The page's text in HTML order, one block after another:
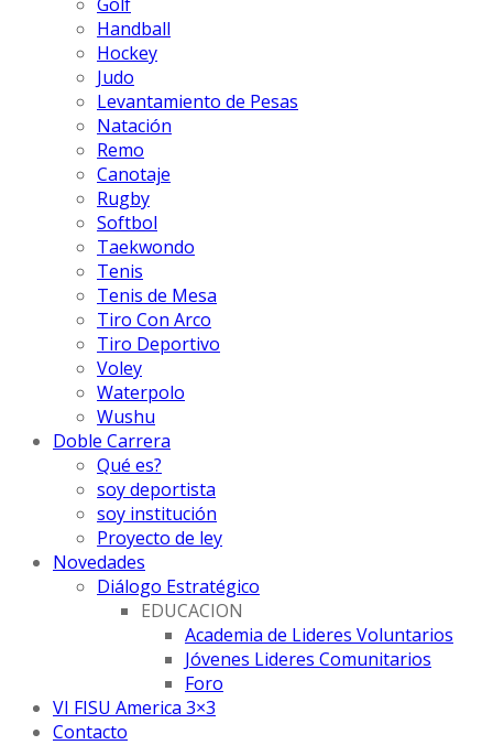
Handball
Hockey
Judo
Levantamiento de Pesas
Natación
Remo
Canotaje
Rugby
Softbol
Taekwondo
Tenis
Tenis de Mesa
Tiro Con Arco
Tiro Deportivo
Voley
Waterpolo
Wushu
Doble Carrera
Qué es?
soy deportista
soy institución
Proyecto de ley
Novedades
Diálogo Estratégico
EDUCACION
Academia de Lideres Voluntarios
Jóvenes Lideres Comunitarios
Foro
VI FISU America 3×3
Contacto